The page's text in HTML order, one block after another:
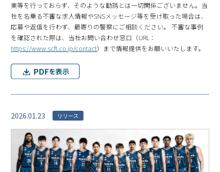
業等を行っておらず、そのような勧誘とは一切関係ございません。当
社を名乗る不審な求人情報やSNSメッセージ等を受け取った場合は、
応募や返信を行わず、最寄りの警察にご相談ください。 不審な事例
を確認された際は、当社お問い合わせ窓口（URL：
https://www.scft.co.jp/contact）まで情報提供をお願いいたします。
2026.01.23 リリース